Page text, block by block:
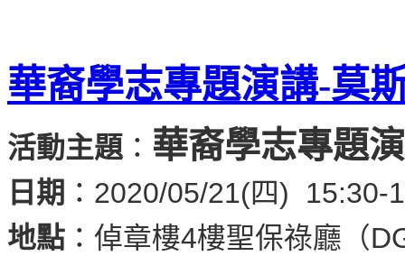
華裔學志專題演講-莫
活動主題： 華裔學志專題
日期 ：2020/05/21(四) 15:30-
地點 ：倬章樓4樓聖保祿廳（